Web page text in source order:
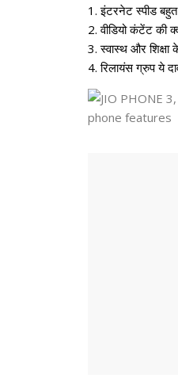
1. इंटरनेट स्पीड
2. वीडियो कंटेंट की
3. स्वास्थ और
4. रिलायंस ग्रुप ये